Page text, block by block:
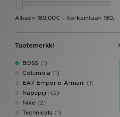
Tuotemerkki
BOSS (1)
Columbia (1)
EA7 Emporio Armani (1)
Napapijri (2)
Nike (2)
Technicals (1)